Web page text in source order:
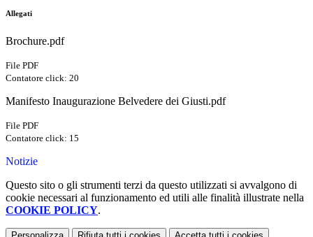
Allegati
Brochure.pdf
File PDF
Contatore click: 20
Manifesto Inaugurazione Belvedere dei Giusti.pdf
File PDF
Contatore click: 15
Notizie
Questo sito o gli strumenti terzi da questo utilizzati si avvalgono di
cookie necessari al funzionamento ed utili alle finalità illustrate nella
COOKIE POLICY.